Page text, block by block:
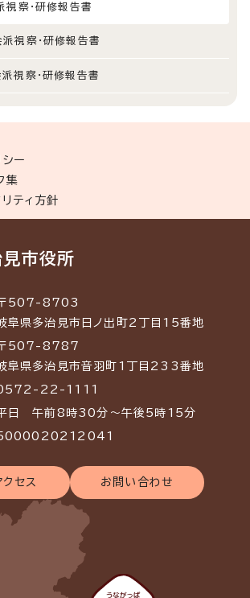
察・研修報告書
視察・研修報告書
視察・研修報告書
ー
集
ティ方針
見市役所
507-8703
阜県多治見市日ノ出町2丁目15番地
507-8787
阜県多治見市音羽町1丁目233番地
22-1111
日 午前8時30分～午後5時15分
セス お問い合わせ